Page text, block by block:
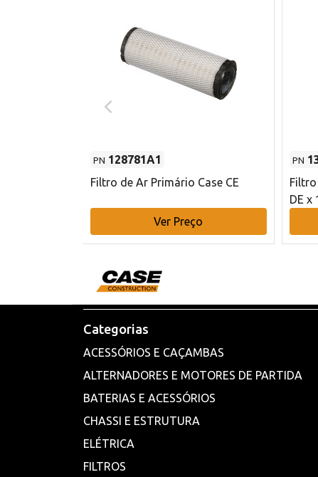
PN 128781A1
Filtro de Ar Primário Case CE
Ver Preço
PN
DE x
Categorias
ACESSÓRIOS E CAÇAMBAS
ALTERNADORES E MOTORES DE PARTIDA
BATERIAS E ACESSÓRIOS
CHASSI E ESTRUTURA
ELÉTRICA
FILTROS